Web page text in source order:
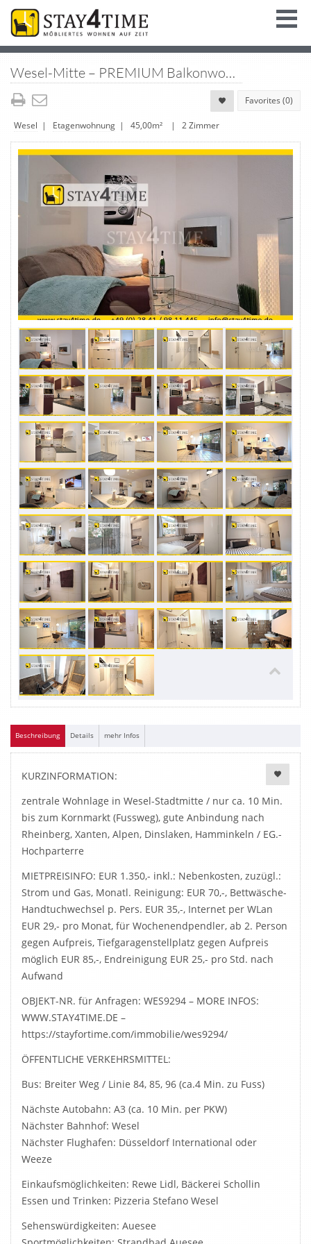
Wesel-Mitte – PREMIUM Balkonwohnung, Eigener Hauseingang, Möbliert, mit TG-Stellplatz
Favorites (0)
Wesel | Etagenwohnung | 45,00m² | 2 Zimmer
Beschreibung Details mehr Infos
KURZINFORMATION:
zentrale Wohnlage in Wesel-Stadtmitte / nur ca. 10 Min.
bis zum Kornmarkt (Fussweg), gute Anbindung nach
Rheinberg, Xanten, Alpen, Dinslaken, Hamminkeln / EG.-
Hochparterre
MIETPREISINFO: EUR 1.350,- inkl.: Nebenkosten, zuzügl.:
Strom und Gas, Monatl. Reinigung: EUR 70,-, Bettwäsche-
Handtuchwechsel p. Pers. EUR 35,-, Internet per WLan
EUR 29,- pro Monat, für Wochenendpendler, ab 2. Person
gegen Aufpreis, Tiefgaragenstellplatz gegen Aufpreis
möglich EUR 85,-, Endreinigung EUR 25,- pro Std. nach
Aufwand
OBJEKT-NR. für Anfragen: WES9294 – MORE INFOS:
WWW.STAY4TIME.DE –
https://stayfortime.com/immobilie/wes9294/
ÖFFENTLICHE VERKEHRSMITTEL:
Bus: Breiter Weg / Linie 84, 85, 96 (ca.4 Min. zu Fuss)
Nächste Autobahn: A3 (ca. 10 Min. per PKW)
Nächster Bahnhof: Wesel
Nächster Flughafen: Düsseldorf International oder
Weeze
Einkaufsmöglichkeiten: Rewe Lidl, Bäckerei Schollin
Essen und Trinken: Pizzeria Stefano Wesel
Sehenswürdigkeiten: Auesee